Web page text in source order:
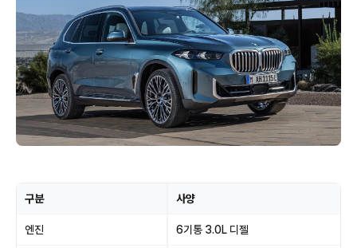
구분 사양
엔진 6기통 3.0L 디젤